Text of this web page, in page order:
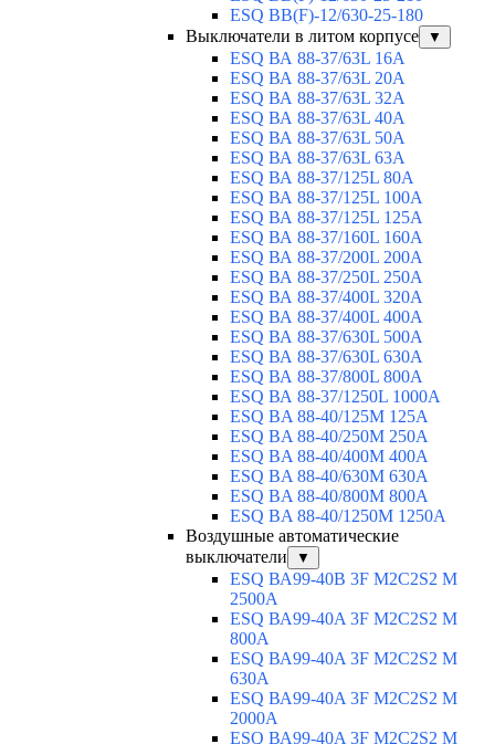
ESQ ВВ(F)-12/630-25-180
Выключатели в литом корпусе
▼
ESQ ВА 88-37/63L 16A
ESQ ВА 88-37/63L 20A
ESQ ВА 88-37/63L 32A
ESQ ВА 88-37/63L 40A
ESQ ВА 88-37/63L 50A
ESQ ВА 88-37/63L 63A
ESQ ВА 88-37/125L 80A
ESQ ВА 88-37/125L 100A
ESQ ВА 88-37/125L 125A
ESQ ВА 88-37/160L 160A
ESQ ВА 88-37/200L 200A
ESQ ВА 88-37/250L 250A
ESQ ВА 88-37/400L 320A
ESQ ВА 88-37/400L 400A
ESQ ВА 88-37/630L 500A
ESQ ВА 88-37/630L 630A
ESQ ВА 88-37/800L 800A
ESQ ВА 88-37/1250L 1000A
ESQ BA 88-40/125M 125A
ESQ BA 88-40/250M 250A
ESQ BA 88-40/400M 400A
ESQ BA 88-40/630М 630A
ESQ BA 88-40/800M 800A
ESQ BA 88-40/1250М 1250A
Воздушные автоматические
выключатели
▼
ESQ ВА99-40B 3F M2C2S2 M
2500A
ESQ ВА99-40A 3F M2C2S2 М
800A
ESQ ВА99-40A 3F M2C2S2 М
630A
ESQ ВА99-40A 3F M2C2S2 М
2000A
ESQ ВА99-40A 3F M2C2S2 М